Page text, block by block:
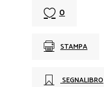
0
STAMPA
SEGNALIBRO